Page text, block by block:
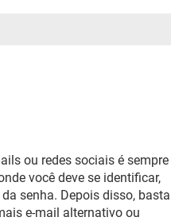
ou redes sociais é sempre
você deve se identificar,
senha. Depois disso, basta
e-mail alternativo ou